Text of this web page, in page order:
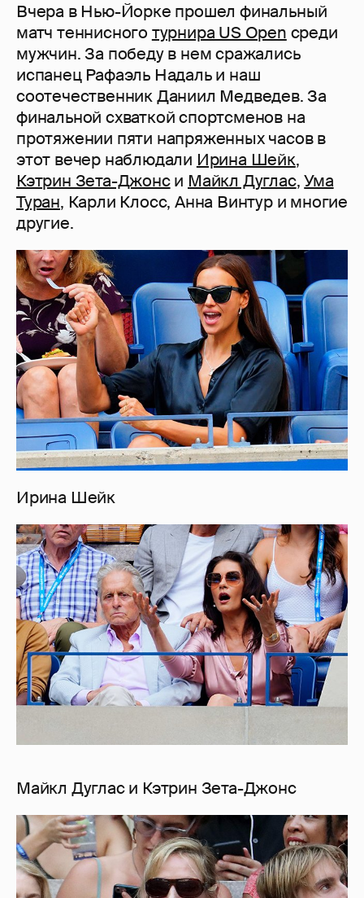
Вчера в Нью-Йорке прошел финальный
матч теннисного турнира US Open среди
мужчин. За победу в нем сражались
испанец Рафаэль Надаль и наш
соотечественник Даниил Медведев. За
финальной схваткой спортсменов на
протяжении пяти напряженных часов в
этот вечер наблюдали Ирина Шейк,
Кэтрин Зета-Джонси Майкл Дуглас,Ума
Туран, Карли Клосс, Анна Винтур и многие
другие.
Ирина Шейк
Майкл Дуглас и Кэтрин Зета-Джонс